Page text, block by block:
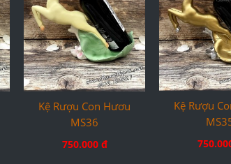
Kệ Rượu Con Hươu
MS36
750.000 đ
Kệ Rượu